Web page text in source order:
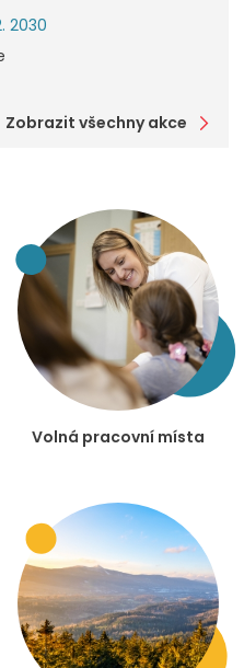
2030
Zobrazit všechny akce
Volná pracovní místa